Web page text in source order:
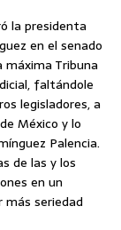
la presidenta
en el senado
máxima Tribuna
faltándole
legisladores, a
México y lo
Palencia.
de las y los
en un
más seriedad